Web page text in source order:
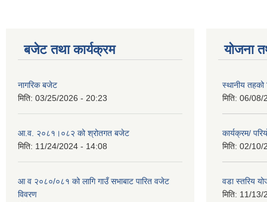
बजेट तथा कार्यक्रम
नागरिक बजेट
मिति: 03/25/2026 - 20:23
आ.व. २०८१।०८२ को श्रोतगत बजेट
मिति: 11/24/2024 - 14:08
आ व २०८०/०८१ को लागि गाउँ सभाबाट पारित वजेट
विवरण
योजना
स्थानीय तहको
मिति: 06/08/
कार्यक्रम/
मिति: 02/10/
वडा स्तरिय
मिति: 11/13/